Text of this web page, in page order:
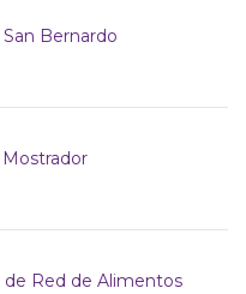
Bernardo
de Red de Alimentos